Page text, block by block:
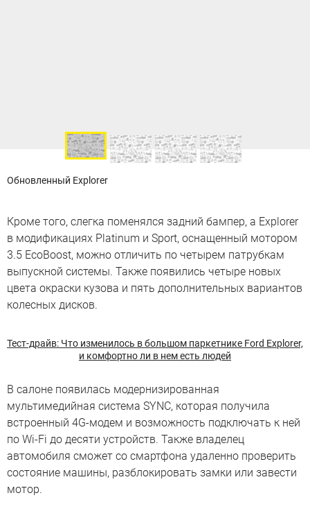
Обновленный Explorer
Кроме того, слегка поменялся задний бампер, а Explorer
в модификациях Platinum и Sport, оснащенный мотором
3.5 EcoBoost, можно отличить по четырем патрубкам
выпускной системы. Также появились четыре новых
цвета окраски кузова и пять дополнительных вариантов
колесных дисков.
Тест-драйв: Что изменилось в большом паркетнике Ford Explorer,
и комфортно ли в нем есть людей
В салоне появилась модернизированная
мультимедийная система SYNC, которая получила
встроенный 4G-модем и возможность подключать к ней
по Wi-Fi до десяти устройств. Также владелец
автомобиля сможет со смартфона удаленно проверить
состояние машины, разблокировать замки или завести
мотор.